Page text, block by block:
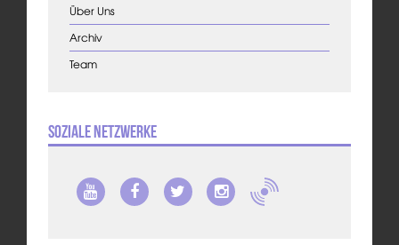
Über Uns
Archiv
Team
Soziale Netzwerke